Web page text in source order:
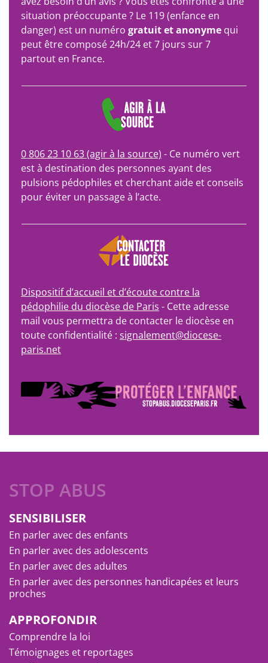
situation préoccupante ? Le 119 (enfance en
danger) est un numéro gratuit et anonyme qui
peut être composé 24h/24 et 7 jours sur 7
partout en France.
0 806 23 10 63 (agir à la source) - Ce numéro vert
est à destination des personnes ayant des
pulsions pédophiles et cherchant aide et conseils
pour éviter un passage à l’acte.
Dispositif d’accueil et d’écoute contre la
pédophilie du diocèse de Paris - Cette adresse
mail vous permettra de contacter le diocèse en
toute confidentialité : signalement@diocese-
paris.net
STOP ABUS
SENSIBILISER
En parler avec des enfants
En parler avec des adolescents
En parler avec des adultes
En parler avec des personnes handicapées et leurs
proches
APPROFONDIR
Comprendre la loi
Témoignages et reportages